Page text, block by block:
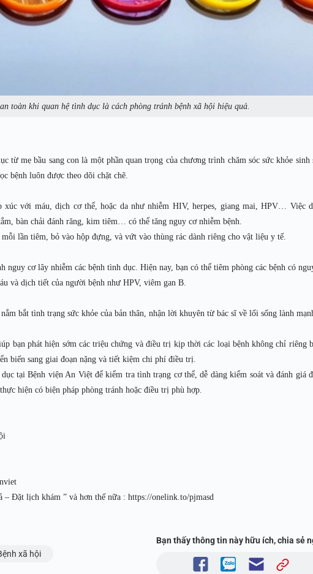
toàn khi quan hệ tình dục là cách phòng tránh bệnh xã hội hiệu quả.
từ mẹ bầu sang con là một phần quan trọng của chương trình chăm sóc sức khỏe sinh
bệnh luôn được theo dõi chặt chẽ.
với máu, dịch cơ thể, hoặc da như nhiễm HIV, herpes, giang mai, HPV… Việc
bàn chải đánh răng, kim tiêm… có thể tăng nguy cơ nhiễm bệnh.
lần tiêm, bỏ vào hộp đựng, và vứt vào thùng rác dành riêng cho vật liệu y tế.
nguy cơ lây nhiễm các bệnh tình dục. Hiện nay, bạn có thể tiêm phòng các bệnh có
và dịch tiết của người bệnh như HPV, viêm gan B.
bắt tình trạng sức khỏe của bản thân, nhận lời khuyên từ bác sĩ về lối sống lành
bạn phát hiện sớm các triệu chứng và điều trị kịp thời các loại bệnh không chỉ riêng
biến sang giai đoạn nặng và tiết kiệm chi phí điều trị.
tại Bệnh viện An Việt để kiểm tra tình trạng cơ thể, dễ dàng kiểm soát và đánh giá
hiện có biện pháp phòng tránh hoặc điều trị phù hợp.
– Đặt lịch khám ” và hơn thế nữa : https://onelink.to/pjmasd
xã hội
Bạn thấy thông tin này hữu ích, chia sẻ